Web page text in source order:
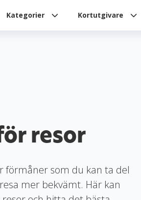
Kategorier Kortutgivare
resor
förmåner som du kan ta del
mer bekvämt. Här kan